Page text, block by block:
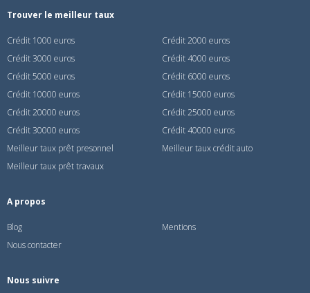
Trouver le meilleur taux
Crédit 1000 euros
Crédit 2000 euros
Crédit 3000 euros
Crédit 4000 euros
Crédit 5000 euros
Crédit 6000 euros
Crédit 10000 euros
Crédit 15000 euros
Crédit 20000 euros
Crédit 25000 euros
Crédit 30000 euros
Crédit 40000 euros
Meilleur taux prêt presonnel
Meilleur taux crédit auto
Meilleur taux prêt travaux
A propos
Blog
Mentions
Nous contacter
Nous suivre